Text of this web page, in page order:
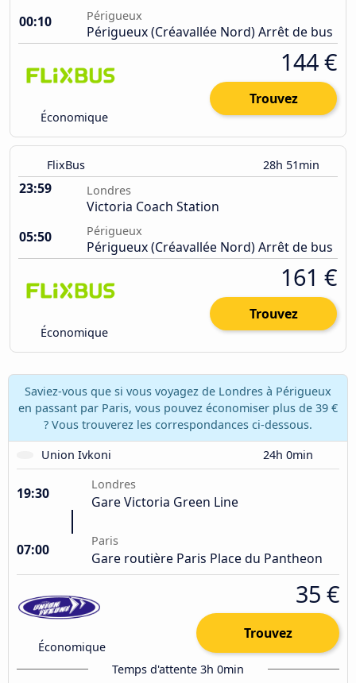
00:10
Périgueux
Périgueux (Créavallée Nord) Arrêt de bus
Économique
144 €
Trouvez
FlixBus 28h 51min
23:59 Londres
Victoria Coach Station
05:50
Périgueux
Périgueux (Créavallée Nord) Arrêt de bus
Économique
161 €
Trouvez
Saviez-vous que si vous voyagez de Londres à Périgueux
en passant par Paris, vous pouvez économiser plus de 39 €
? Vous trouverez les correspondances ci-dessous.
Union Ivkoni
24h 0min
19:30
Londres
Gare Victoria Green Line
07:00
Paris
Gare routière Paris Place du Pantheon
Économique
35 €
Trouvez
Temps d'attente 3h 0min